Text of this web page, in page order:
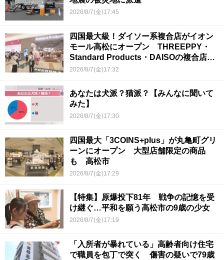
2026/8/7(金)17:45
四国最大級！ダイソー系複合店がイオン
モール高松にオープン THREEPPY・
Standard Products・DAISOの複合店は
香川県初
2026/8/7(金)17:32
あなたは犬派？猫派？【みんなに聞いて
みた】
2026/8/7(金)17:30
四国最大「3COINS+plus」が丸亀町グリ
ーンにオープン 大型店舗限定の商品
も 高松市
2026/8/7(金)17:29
【特集】原爆投下81年 戦争の記憶を受
け継ぐ…平和を願う高松市の9歳の少女
2026/8/7(金)17:19
「入所者が暴れている」高齢者向け住宅
で職員を包丁で突く 傷害の疑いで79歳